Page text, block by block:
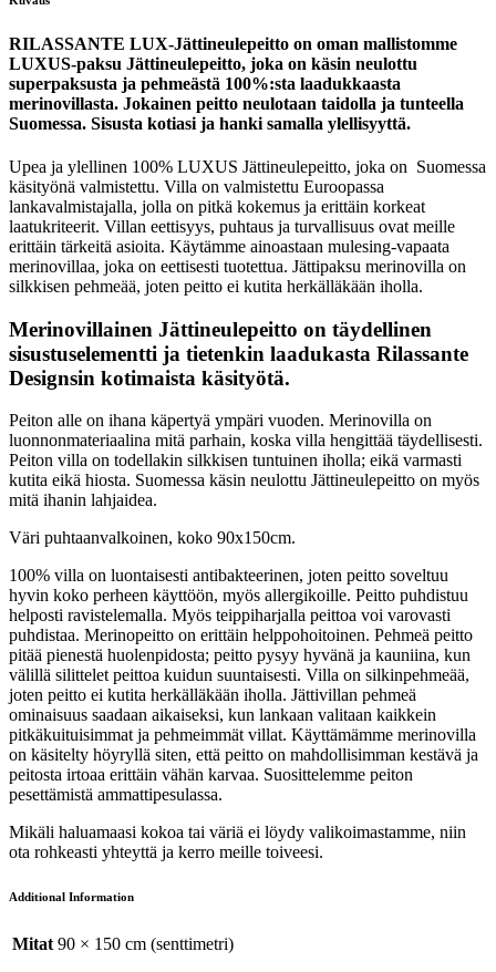
RILASSANTE LUX-Jättineulepeitto on oman mallistomme
LUXUS-paksu Jättineulepeitto, joka on käsin neulottu
superpaksusta ja pehmeästä 100%:sta laadukkaasta
merinovillasta. Jokainen peitto neulotaan taidolla ja tunteella
Suomessa. Sisusta kotiasi ja hanki samalla ylellisyyttä.
Upea ja ylellinen 100% LUXUS Jättineulepeitto, joka on Suomessa
käsityönä valmistettu. Villa on valmistettu Euroopassa
lankavalmistajalla, jolla on pitkä kokemus ja erittäin korkeat
laatukriteerit. Villan eettisyys, puhtaus ja turvallisuus ovat meille
erittäin tärkeitä asioita. Käytämme ainoastaan mulesing-vapaata
merinovillaa, joka on eettisesti tuotettua. Jättipaksu merinovilla on
silkkisen pehmeää, joten peitto ei kutita herkälläkään iholla.
Merinovillainen Jättineulepeitto on täydellinen
sisustuselementti ja tietenkin laadukasta Rilassante
Designsin kotimaista käsityötä.
Peiton alle on ihana käpertyä ympäri vuoden. Merinovilla on
luonnonmateriaalina mitä parhain, koska villa hengittää täydellisesti.
Peiton villa on todellakin silkkisen tuntuinen iholla; eikä varmasti
kutita eikä hiosta. Suomessa käsin neulottu Jättineulepeitto on myös
mitä ihanin lahjaidea.
Väri puhtaanvalkoinen, koko 90x150cm.
100% villa on luontaisesti antibakteerinen, joten peitto soveltuu
hyvin koko perheen käyttöön, myös allergikoille. Peitto puhdistuu
helposti ravistelemalla. Myös teippiharjalla peittoa voi varovasti
puhdistaa. Merinopeitto on erittäin helppohoitoinen. Pehmeä peitto
pitää pienestä huolenpidosta; peitto pysyy hyvänä ja kauniina, kun
välillä silittelet peittoa kuidun suuntaisesti. Villa on silkinpehmeää,
joten peitto ei kutita herkälläkään iholla. Jättivillan pehmeä
ominaisuus saadaan aikaiseksi, kun lankaan valitaan kaikkein
pitkäkuituisimmat ja pehmeimmät villat. Käyttämämme merinovilla
on käsitelty höyryllä siten, että peitto on mahdollisimman kestävä ja
peitosta irtoaa erittäin vähän karvaa. Suosittelemme peiton
pesettämistä ammattipesulassa.
Mikäli haluamaasi kokoa tai väriä ei löydy valikoimastamme, niin
ota rohkeasti yhteyttä ja kerro meille toiveesi.
Additional Information
Mitat 90 × 150 cm (senttimetri)